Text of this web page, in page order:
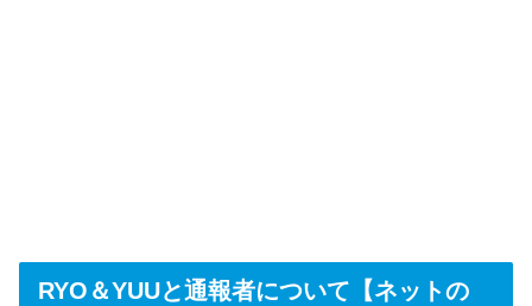
RYO＆YUUと通報者について【ネットの